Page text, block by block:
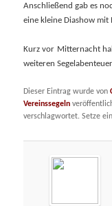
Anschließend gab es
eine kleine Diashow mit
Kurz vor Mitternacht
weiteren
Dieser Eintrag wurde von
Vereinssegeln
verschlagwortet. Setze